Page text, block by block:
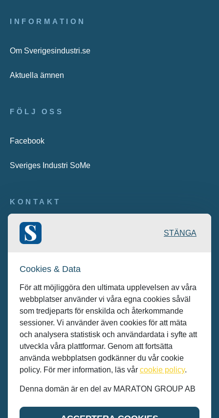
INFORMATION
Om Sverigesindustri.se
Aktuella ämnen
KONTAKT
Publicering: desk@maratongroup.com
FÖLJ OSS
Facebook
Sveriges Industri SoMe
STÄNGA
Cookies & Data
För att möjliggöra den ultimata upplevelsen av våra
webbplatser använder vi våra egna cookies såväl
som tredjeparts för enskilda och återkommande
sessioner. Vi använder även cookies för att mäta
och analysera statistisk och användardata i syfte att
utveckla våra plattformar. Genom att fortsätta
använda webbplatsen godkänner du vår cookie
policy. För mer information, läs vår cookie policy.
Denna domän är en del av MARATON GROUP AB